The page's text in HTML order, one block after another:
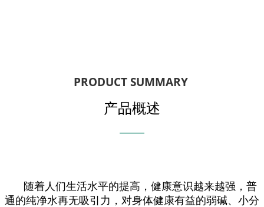
PRODUCT SUMMARY
产品概述
———
随着人们生活水平的提高，健康意识越来越强，普
通的纯净水再无吸引力，对身体健康有益的弱碱、小分